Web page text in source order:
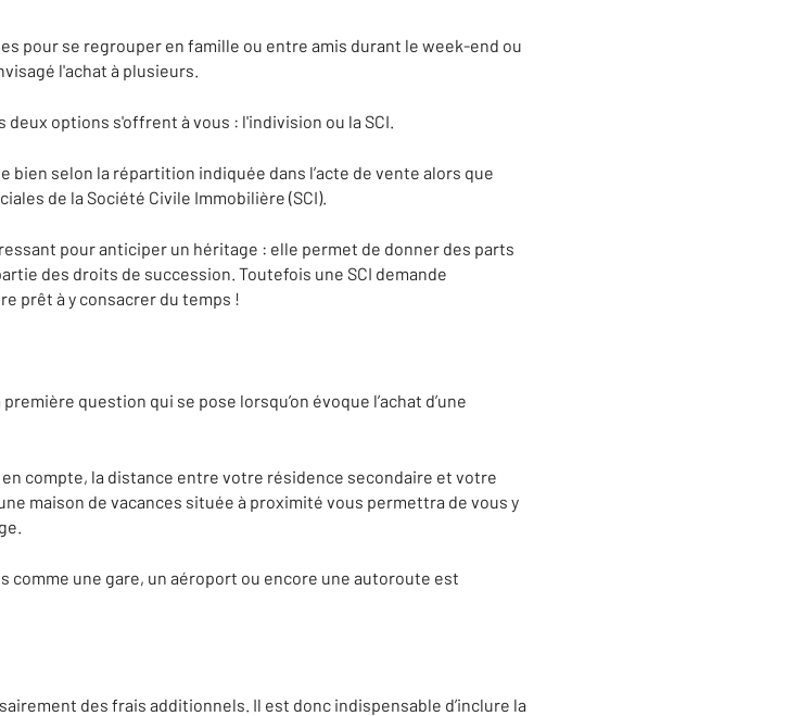
pour se regrouper en famille ou entre amis durant le week-end ou
l'achat à plusieurs.
options s'offrent à vous : l'indivision ou la SCI.
bien selon la répartition indiquée dans l’acte de vente alors que
de la Société Civile Immobilière (SCI).
pour anticiper un héritage : elle permet de donner des parts
des droits de succession. Toutefois une SCI demande
prêt à y consacrer du temps !
question qui se pose lorsqu’on évoque l’achat d’une
compte, la distance entre votre résidence secondaire et votre
maison de vacances située à proximité vous permettra de vous y
une gare, un aéroport ou encore une autoroute est
des frais additionnels. Il est donc indispensable d’inclure la